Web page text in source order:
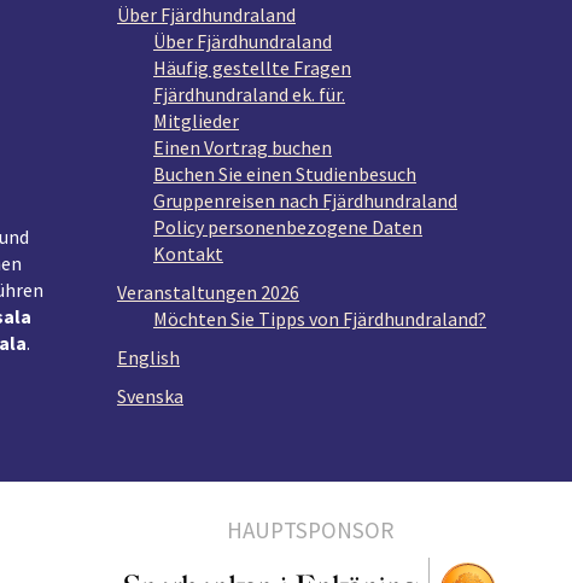
und
.
Über Fjärdhundraland
Über Fjärdhundraland
Häufig gestellte Fragen
Fjärdhundraland ek. für.
Mitglieder
Einen Vortrag buchen
Buchen Sie einen Studienbesuch
Gruppenreisen nach Fjärdhundraland
Policy personenbezogene Daten
Kontakt
Veranstaltungen 2026
Möchten Sie Tipps von Fjärdhundraland?
English
Svenska
HAUPTSPONSOR